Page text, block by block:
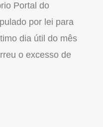
Portal do
por lei para
dia útil do mês
o excesso de